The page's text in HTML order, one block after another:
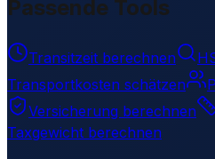
Passende Tools
Transitzeit berechnen
Transportkosten schätzen
Versicherung berechnen
Taxgewicht berechnen